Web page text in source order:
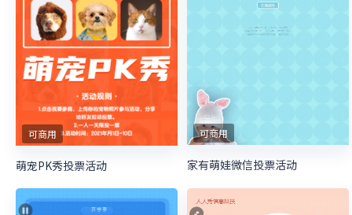
可商用
萌宠PK秀投票活动
可商用
家有萌娃微信投票活动